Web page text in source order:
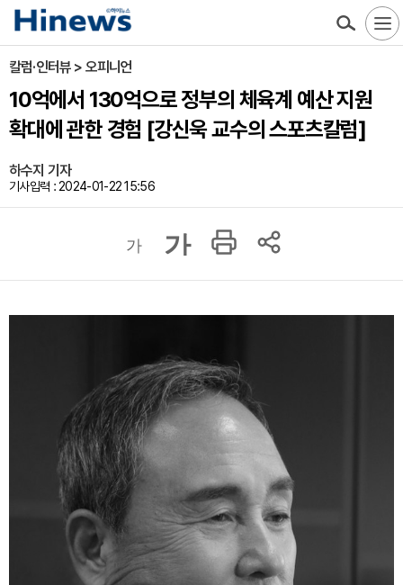
칼럼·인터뷰 > 오피니언
10억에서 130억으로 정부의 체육계 예산 지원
확대에 관한 경험 [강신욱 교수의 스포츠칼럼]
하수지 기자
기사입력 : 2024-01-22 15:56
가 가